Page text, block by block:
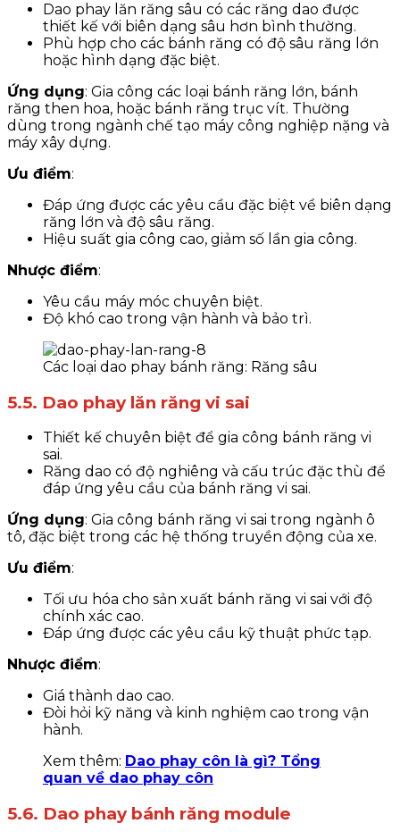
Dao phay lăn răng sâu có các răng dao được
thiết kế với biên dạng sâu hơn bình thường.
Phù hợp cho các bánh răng có độ sâu răng lớn
hoặc hình dạng đặc biệt.
Ứng dụng: Gia công các loại bánh răng lớn, bánh
răng then hoa, hoặc bánh răng trục vít. Thường
dùng trong ngành chế tạo máy công nghiệp nặng và
máy xây dựng.
Ưu điểm:
Đáp ứng được các yêu cầu đặc biệt về biên dạng
răng lớn và độ sâu răng.
Hiệu suất gia công cao, giảm số lần gia công.
Nhược điểm:
Yêu cầu máy móc chuyên biệt.
Độ khó cao trong vận hành và bảo trì.
Các loại dao phay bánh răng: Răng sâu
5.5. Dao phay lăn răng vi sai
Thiết kế chuyên biệt để gia công bánh răng vi
sai.
Răng dao có độ nghiêng và cấu trúc đặc thù để
đáp ứng yêu cầu của bánh răng vi sai.
Ứng dụng: Gia công bánh răng vi sai trong ngành ô
tô, đặc biệt trong các hệ thống truyền động của xe.
Ưu điểm:
Tối ưu hóa cho sản xuất bánh răng vi sai với độ
chính xác cao.
Đáp ứng được các yêu cầu kỹ thuật phức tạp.
Nhược điểm:
Giá thành dao cao.
Đòi hỏi kỹ năng và kinh nghiệm cao trong vận
hành.
Xem thêm: Dao phay côn là gì? Tổng
quan về dao phay côn
5.6. Dao phay bánh răng module